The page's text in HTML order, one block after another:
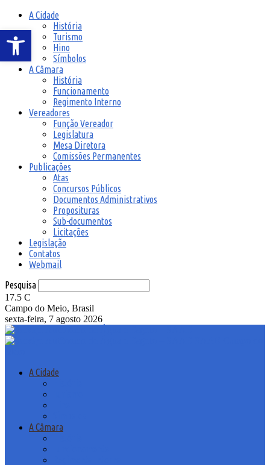
A Cidade
História
Turismo
Hino
Símbolos
A Câmara
História
Funcionamento
Regimento Interno
Vereadores
Função Vereador
Legislatura
Mesa Diretora
Comissões Permanentes
Publicações
Atas
Concursos Públicos
Documentos Administrativos
Proposituras
Sub-documentos
Licitações
Legislação
Contatos
Webmail
Pesquisa
17.5 C
Campo do Meio, Brasil
sexta-feira, 7 agosto 2026
A Cidade
A Câmara
Barra de Ferramentas Aberta